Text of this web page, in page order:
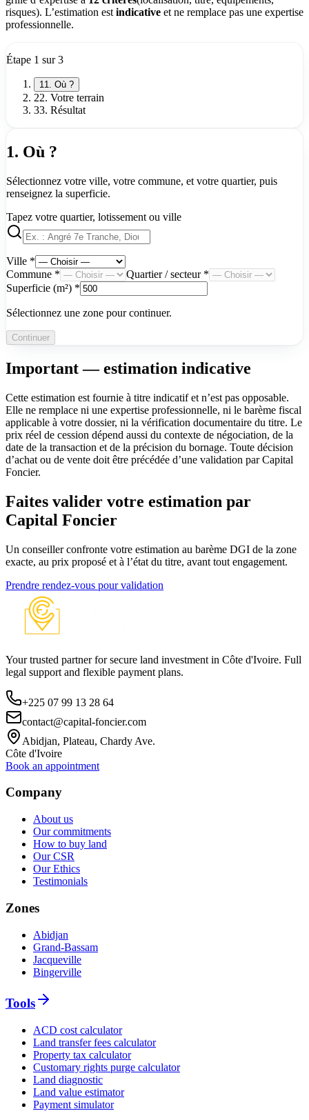
risques). L’estimation est indicative et ne remplace pas une expertise
professionnelle.
Étape 1 sur 3
11. Où ?
22. Votre terrain
33. Résultat
1. Où ?
Sélectionnez votre ville, votre commune, et votre quartier, puis
renseignez la superficie.
Tapez votre quartier, lotissement ou ville
Ville *
Commune *
Quartier / secteur *
Superficie (m²) *
Sélectionnez une zone pour continuer.
Continuer
Important — estimation indicative
Cette estimation est fournie à titre indicatif et n’est pas opposable.
Elle ne remplace ni une expertise professionnelle, ni le barème fiscal
applicable à votre dossier, ni la vérification documentaire du titre. Le
prix réel de cession dépend aussi du contexte de négociation, de la
date de la transaction et de la précision du bornage. Toute décision
d’achat ou de vente doit être précédée d’une validation par Capital
Foncier.
Faites valider votre estimation par
Capital Foncier
Un conseiller confronte votre estimation au barème DGI de la zone
exacte, au prix proposé et à l’état du titre, avant tout engagement.
Prendre rendez-vous pour validation
Your trusted partner for secure land investment in Côte d'Ivoire. Full
legal support and flexible payment plans.
+225 07 99 13 28 64
contact@capital-foncier.com
Abidjan, Plateau, Chardy Ave.
Côte d'Ivoire
Book an appointment
Company
About us
Our commitments
How to buy land
Our CSR
Our Ethics
Testimonials
Zones
Abidjan
Grand-Bassam
Jacqueville
Bingerville
Tools
ACD cost calculator
Land transfer fees calculator
Property tax calculator
Customary rights purge calculator
Land diagnostic
Land value estimator
Payment simulator